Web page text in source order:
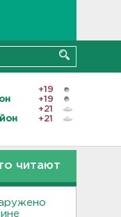
+19
+19
+21
+21
читают